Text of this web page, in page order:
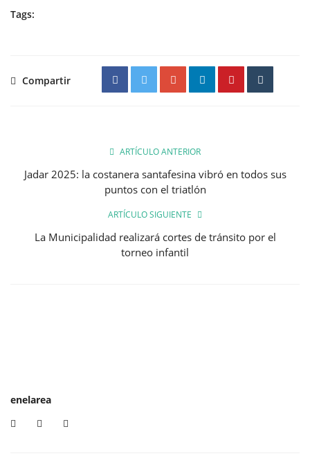
Tags:
Compartir
ARTÍCULO ANTERIOR
Jadar 2025: la costanera santafesina vibró en todos sus
puntos con el triatlón
ARTÍCULO SIGUIENTE
La Municipalidad realizará cortes de tránsito por el
torneo infantil
enelarea